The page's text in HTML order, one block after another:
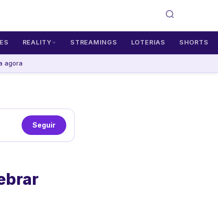
REALITY STREAMINGS LOTERIAS SHORTS
agora
Seguir